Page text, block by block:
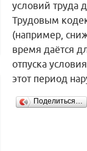
условий труда
Трудовым
(например,
время даётся
отпуска
этот период
Поделиться…